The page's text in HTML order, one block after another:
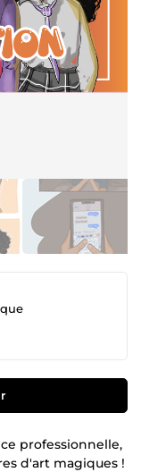
professionnelle,
d'art magiques !